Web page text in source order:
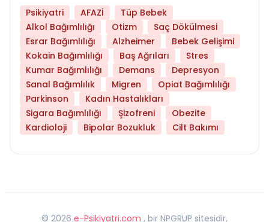
Psikiyatri AFAZİ
Tüp Bebek
Alkol Bağımlılığı
Otizm
Saç Dökülmesi
Esrar Bağımlılığı
Alzheimer
Bebek Gelişimi
Kokain Bağımlılığı
Baş Ağrıları
Stres
Kumar Bağımlılığı
Demans
Depresyon
Sanal Bağımlılık
Migren
Opiat Bağımlılığı
Parkinson
Kadın Hastalıkları
Sigara Bağımlılığı
Şizofreni
Obezite
Kardioloji
Bipolar Bozukluk Cilt Bakımı
© 2026 e-Psikiyatri.com , bir NPGRUP sitesidir,